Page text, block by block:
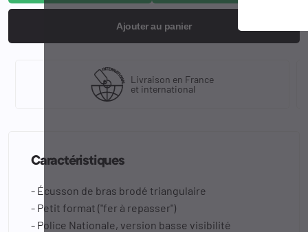
Ajouter au panier
Livraison en France
et international
Caractéristiques
- Écusson de bras brodé triangulaire
- Petit format ("fer à repasser")
- Police Nationale, version basse visibilité